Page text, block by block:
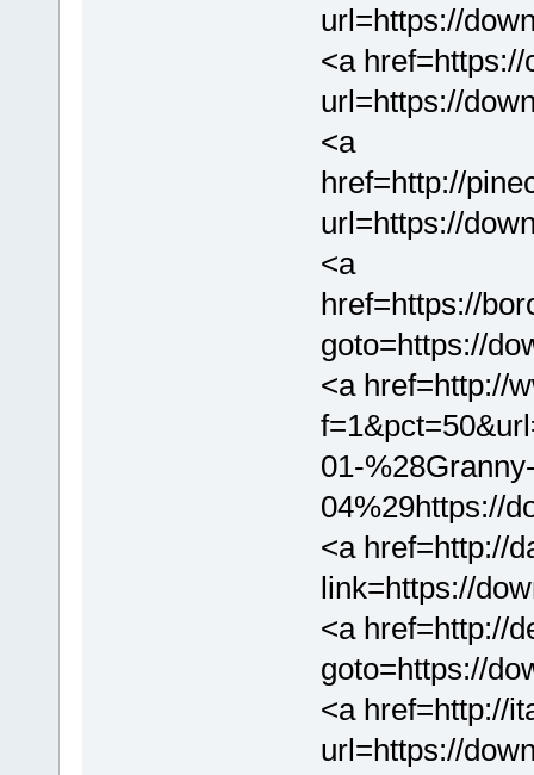
url=https://
<a
url=https://
<a
href=http://
url=https://
<a
href=https://
goto=https://
<a href=http://
01-
04%29https://
<a href=http://
link=https://
<a href=http://
goto=https://
<a href=http://
url=https://